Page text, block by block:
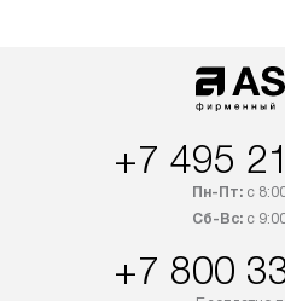
+7 495
Пн-Пт:с
Сб-Вс:с
+7 800